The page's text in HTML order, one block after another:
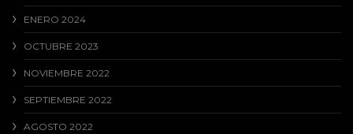
ENERO 2024
OCTUBRE 2023
NOVIEMBRE 2022
SEPTIEMBRE 2022
AGOSTO 2022